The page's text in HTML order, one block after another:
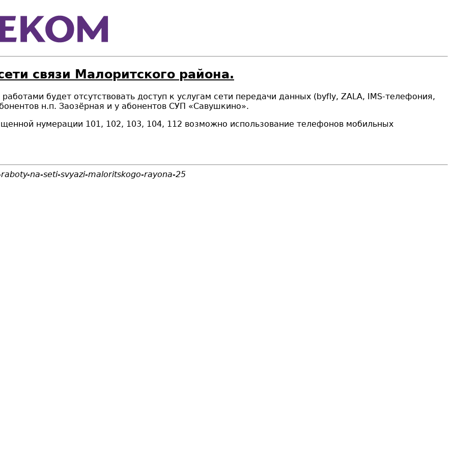
связи Малоритского района.
будет отсутствовать доступ к услугам сети передачи данных (byfly, ZALA, IMS-телефония,
н.п. Заозёрная и у абонентов СУП «Савушкино».
нумерации 101, 102, 103, 104, 112 возможно использование телефонов мобильных
na-seti-svyazi-maloritskogo-rayona-25